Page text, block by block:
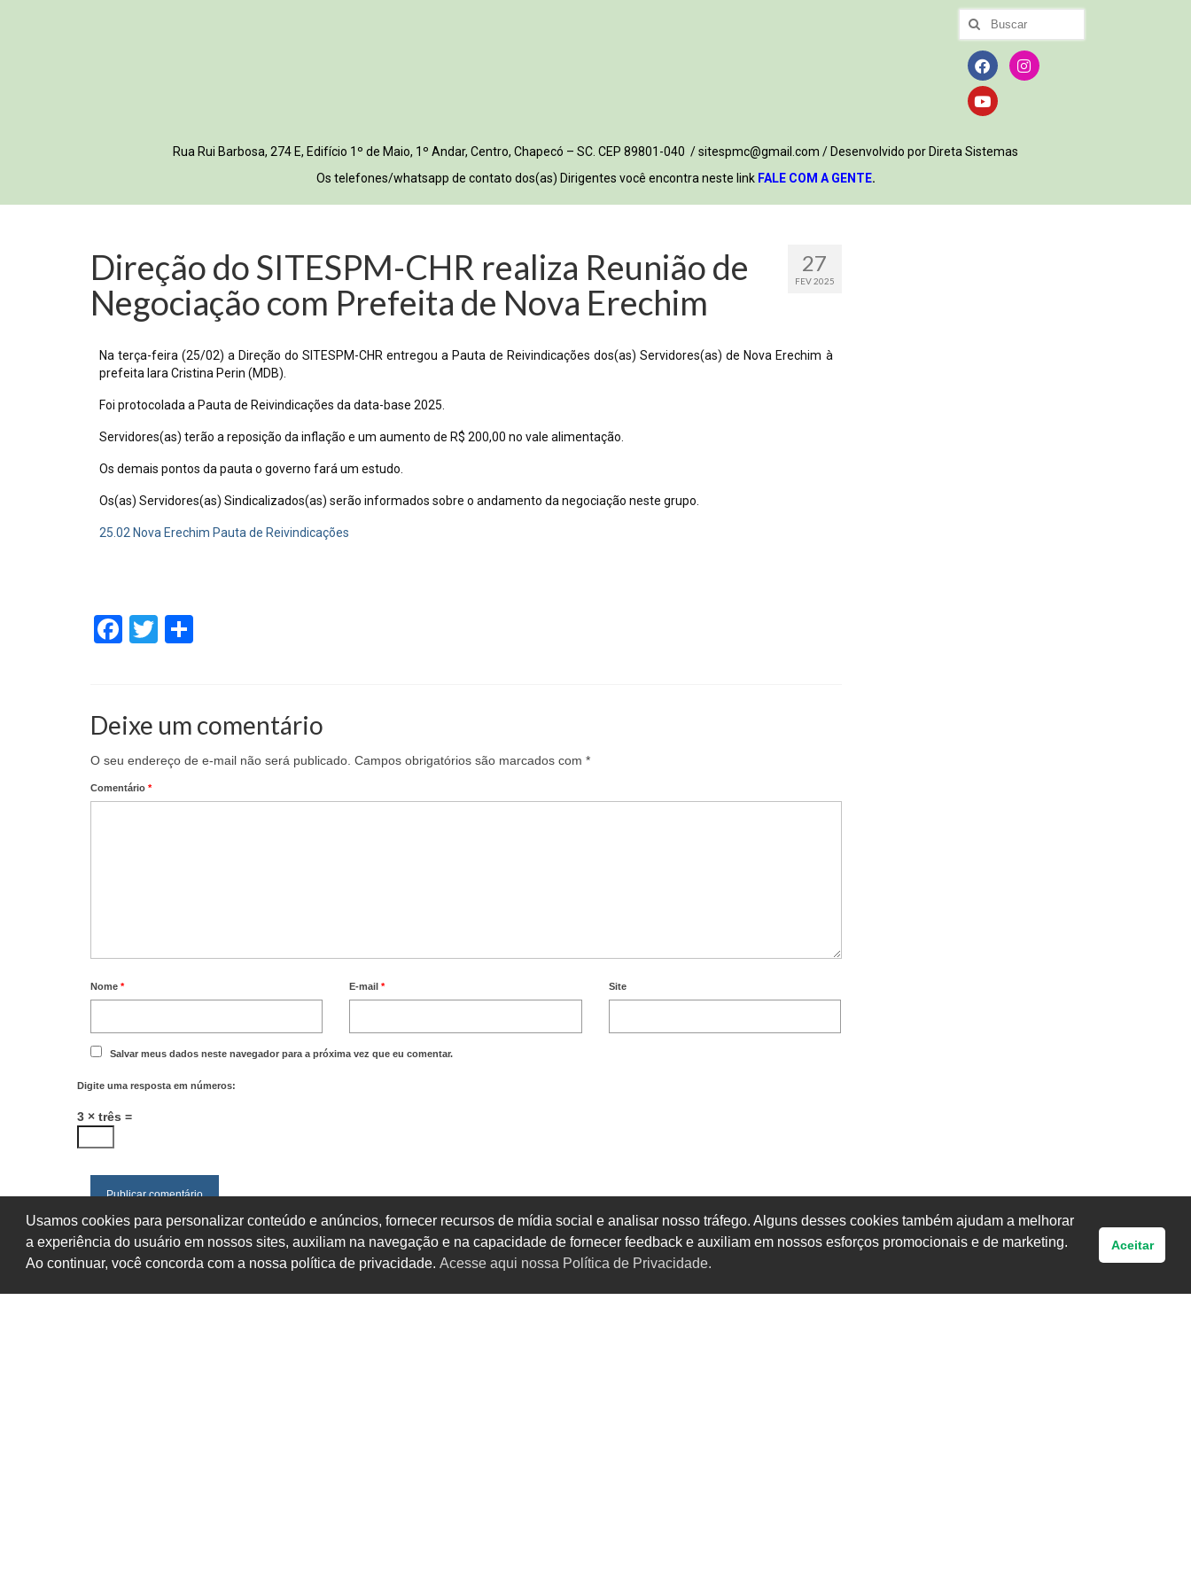
Rua Rui Barbosa, 274 E, Edifício 1º de Maio, 1º Andar, Centro, Chapecó – SC. CEP 89801-040 / sitespmc@gmail.com / Desenvolvido por Direta Sistemas
Os telefones/whatsapp de contato dos(as) Dirigentes você encontra neste link FALE COM A GENTE.
27
FEV 2025
Direção do SITESPM-CHR realiza Reunião de
Negociação com Prefeita de Nova Erechim
Na terça-feira (25/02) a Direção do SITESPM-CHR entregou a Pauta de Reivindicações dos(as) Servidores(as) de Nova Erechim à
prefeita Iara Cristina Perin (MDB).
Foi protocolada a Pauta de Reivindicações da data-base 2025.
Servidores(as) terão a reposição da inflação e um aumento de R$ 200,00 no vale alimentação.
Os demais pontos da pauta o governo fará um estudo.
Os(as) Servidores(as) Sindicalizados(as) serão informados sobre o andamento da negociação neste grupo.
25.02 Nova Erechim Pauta de Reivindicações
Facebook
Twitter
Deixe um comentário
O seu endereço de e-mail não será publicado. Campos obrigatórios são marcados com *
Comentário *
Nome * E-mail* Site
Salvar meus dados neste navegador para a próxima vez que eu comentar.
Digite uma resposta em números:
3 × três =
Usamos cookies para personalizar conteúdo e anúncios, fornecer recursos de mídia social e analisar nosso tráfego. Alguns desses cookies também ajudam a melhorar
a experiência do usuário em nossos sites, auxiliam na navegação e na capacidade de fornecer feedback e auxiliam em nossos esforços promocionais e de marketing.
Ao continuar, você concorda com a nossa política de privacidade. Acesse aqui nossa Política de Privacidade.
Aceitar